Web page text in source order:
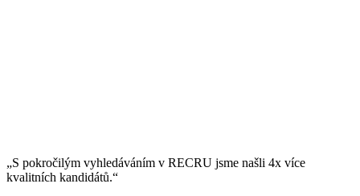
„S pokročilým vyhledáváním v RECRU jsme našli 4x více
kvalitních kandidátů.“